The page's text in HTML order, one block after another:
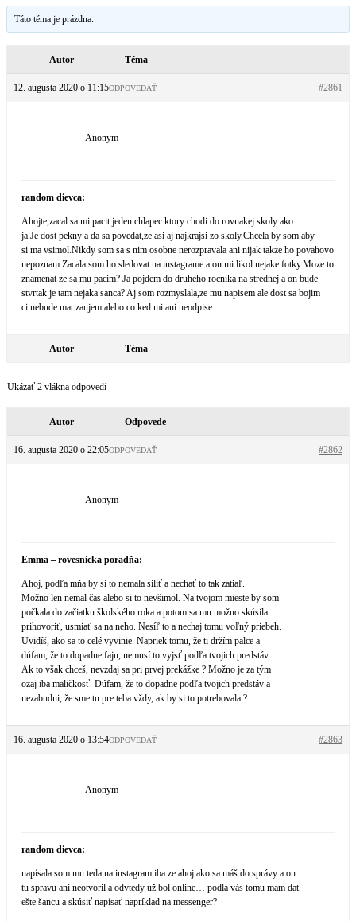
Táto téma je prázdna.
Autor Téma
12. augusta 2020 o 11:15 #2861
ODPOVEDAŤ
Anonym
random dievca:
Ahojte,zacal sa mi pacit jeden chlapec ktory chodi do rovnakej skoly ako
ja.Je dost pekny a da sa povedat,ze asi aj najkrajsi zo skoly.Chcela by som aby
si ma vsimol.Nikdy som sa s nim osobne nerozpravala ani nijak takze ho povahovo
nepoznam.Zacala som ho sledovat na instagrame a on mi likol nejake fotky.Moze to
znamenat ze sa mu pacim? Ja pojdem do druheho rocnika na strednej a on bude
stvrtak je tam nejaka sanca? Aj som rozmyslala,ze mu napisem ale dost sa bojim
ci nebude mat zaujem alebo co ked mi ani neodpise.
Autor Téma
Ukázať 2 vlákna odpovedí
Autor Odpovede
16. augusta 2020 o 22:05 #2862
ODPOVEDAŤ
Anonym
Emma – rovesnícka poradňa:
Ahoj, podľa mňa by si to nemala siliť a nechať to tak zatiaľ.
Možno len nemal čas alebo si to nevšimol. Na tvojom mieste by som
počkala do začiatku školského roka a potom sa mu možno skúsila
prihovoriť, usmiať sa na neho. Nesíľ to a nechaj tomu voľný priebeh.
Uvidíš, ako sa to celé vyvinie. Napriek tomu, že ti držím palce a
dúfam, že to dopadne fajn, nemusí to vyjsť podľa tvojich predstáv.
Ak to však chceš, nevzdaj sa pri prvej prekážke ? Možno je za tým
ozaj iba maličkosť. Dúfam, že to dopadne podľa tvojich predstáv a
nezabudni, že sme tu pre teba vždy, ak by si to potrebovala ?
16. augusta 2020 o 13:54 #2863
ODPOVEDAŤ
Anonym
random dievca:
napísala som mu teda na instagram iba ze ahoj ako sa máš do správy a on
tu spravu ani neotvoril a odvtedy už bol online… podla vás tomu mam dat
ešte šancu a skúsiť napísať napríklad na messenger?